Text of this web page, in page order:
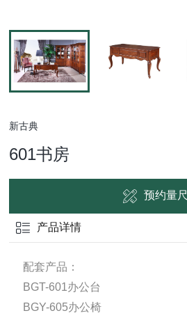
新古典
601书房
预约量尺
产品详情
配套产品：
BGT-601办公台
BGY-605办公椅